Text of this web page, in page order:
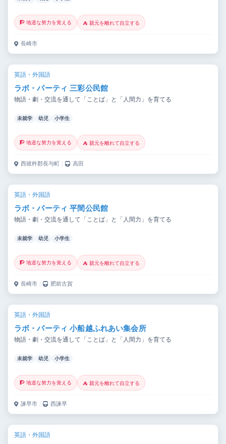
🧗 地道な努力を覚える ⛺ 親元を離れて自立する
長崎市
英語・外国語
ラボ・パーティ 三彩公民館
物語・劇・交流を通して「ことば」と「人間力」を育てる
未就学 幼児 小学生
🧗 地道な努力を覚える ⛺ 親元を離れて自立する
西彼杵郡長与町 ｜ 高田
英語・外国語
ラボ・パーティ 平間公民館
物語・劇・交流を通して「ことば」と「人間力」を育てる
未就学 幼児 小学生
🧗 地道な努力を覚える ⛺ 親元を離れて自立する
長崎市 ｜ 肥前古賀
英語・外国語
ラボ・パーティ 小船越ふれあい集会所
物語・劇・交流を通して「ことば」と「人間力」を育てる
未就学 幼児 小学生
🧗 地道な努力を覚える ⛺ 親元を離れて自立する
諫早市 ｜ 西諫早
英語・外国語